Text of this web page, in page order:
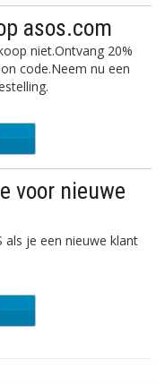
asos.com
niet.Ontvang 20%
code.Neem nu een
voor nieuwe
als je een nieuwe klant